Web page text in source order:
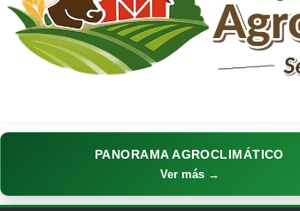
PANORAMA AGROCLIMÁTICO
Ver más →